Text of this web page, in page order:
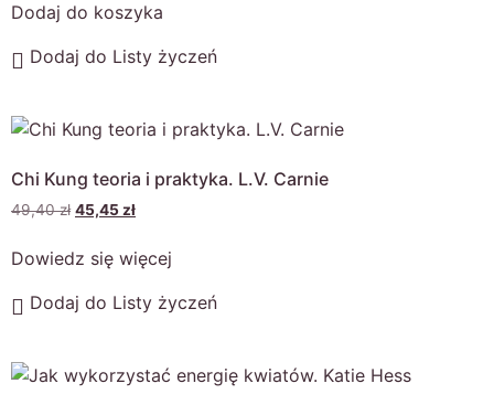
Dodaj do koszyka
Dodaj do Listy życzeń
Chi Kung teoria i praktyka. L.V. Carnie
49,40zł 45,45 zł
Dowiedz się więcej
Dodaj do Listy życzeń